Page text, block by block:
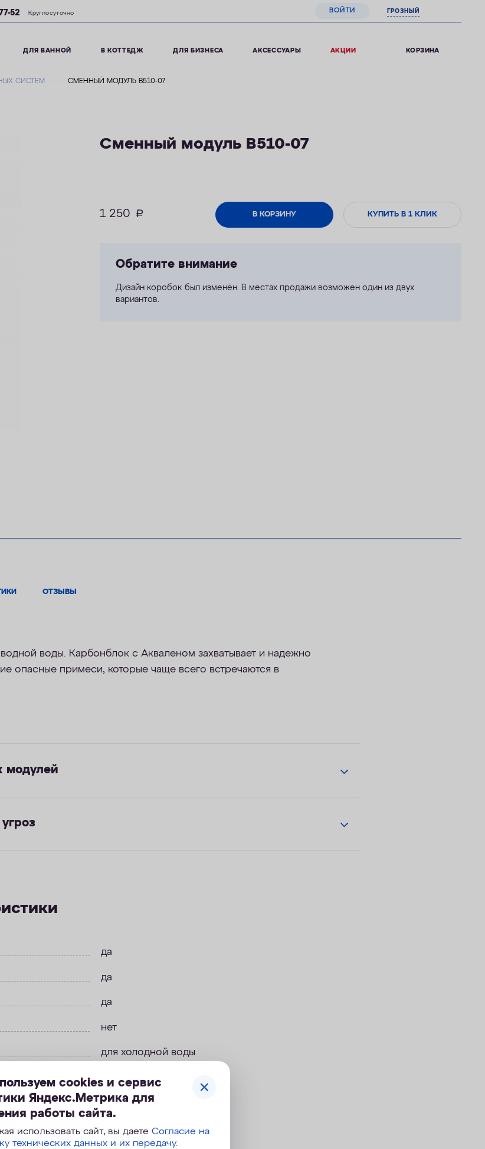
52 Круглосуточно ВОЙТИ ГРОЗНЫЙ
ДЛЯ ВАННОЙ В КОТТЕДЖ ДЛЯ БИЗНЕСА АКСЕССУАРЫ АКЦИИ КОРЗИНА
СИСТЕМ СМЕННЫЙ МОДУЛЬ B510-07
Сменный модуль B510-07
1 250 руб. В КОРЗИНУ КУПИТЬ В 1 КЛИК
Обратите внимание
Дизайн коробок был изменён. В местах продажи возможен один из двух
вариантов.
ОТЗЫВЫ
воды. Карбонблок с Акваленом захватывает и надежно
опасные примеси, которые чаще всего встречаются в
модулей
да
да
да
нет
для холодной воды
1,0
6,5
cookies и сервис
Яндекс.Метрика для
работы сайта.
использовать сайт, вы даете Согласие на
технических данных и их передачу.